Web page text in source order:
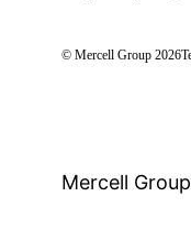
© Mercell Group 2026
Mercell Group